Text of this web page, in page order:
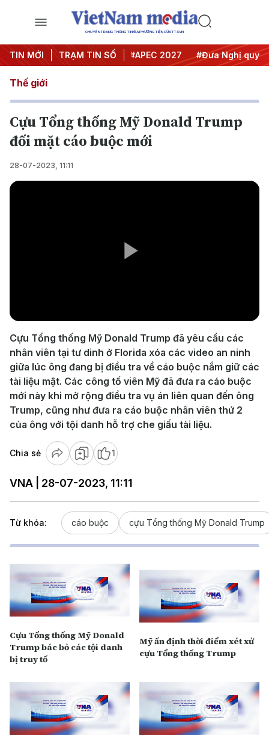
CHUYÊN TRANG THÔNG TIN ĐA PHƯƠNG TIỆN CỦA TTXVN
TIN MỚI TRẠM TIN SỐ
#Hội nghị Trung ương 3 #APEC 2027 #Đưa Nghị quyết
Thế giới
Cựu Tổng thống Mỹ Donald Trump
đối mặt cáo buộc mới
28-07-2023, 11:11
Video
Cựu Tổng thống Mỹ Donald Trump đã yêu cầu các
nhân viên tại tư dinh ở Florida xóa các video an ninh
giữa lúc ông đang bị điều tra về cáo buộc nắm giữ các
tài liệu mật. Các công tố viên Mỹ đã đưa ra cáo buộc
mới này khi mở rộng điều tra vụ án liên quan đến ông
Trump, cũng như đưa ra cáo buộc nhân viên thứ 2
của ông với tội danh hỗ trợ che giấu tài liệu.
Chia sẻ 1
VNA | 28-07-2023, 11:11
Từ khóa: cáo buộc cựu Tổng thống Mỹ Donald Trump
Cựu Tổng thống Mỹ Donald
Trump bác bỏ các tội danh
bị truy tố
Mỹ ấn định thời điểm xét xử
cựu Tổng thống Trump